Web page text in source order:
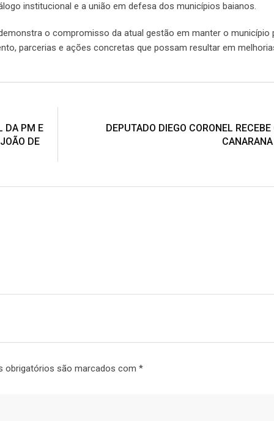
institucional e a união em defesa dos municípios baianos.
o compromisso da atual gestão em manter o município
parcerias e ações concretas que possam resultar em
DA PM E
DE
DEPUTADO DIEGO CORONEL
obrigatórios são marcados com *